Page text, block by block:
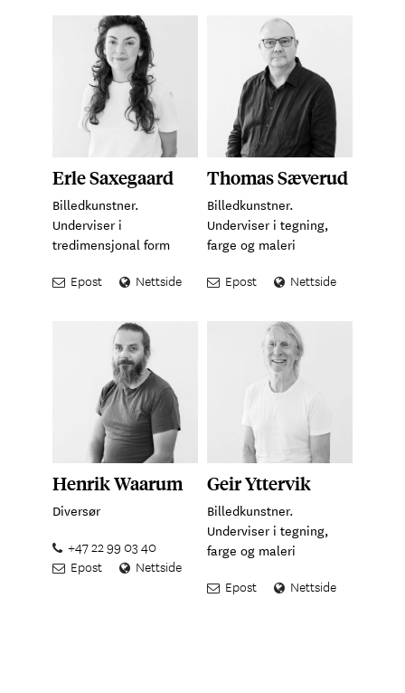
Erle Saxegaard
Billedkunstner.
Underviser i
tredimensjonal form
Epost
Nettside
Thomas Sæverud
Billedkunstner.
Underviser i tegning,
farge og maleri
Epost
Nettside
Henrik Waarum
Diversør
+47 22 99 03 40
Epost
Nettside
Geir Yttervik
Billedkunstner.
Underviser i tegning,
farge og maleri
Epost
Nettside